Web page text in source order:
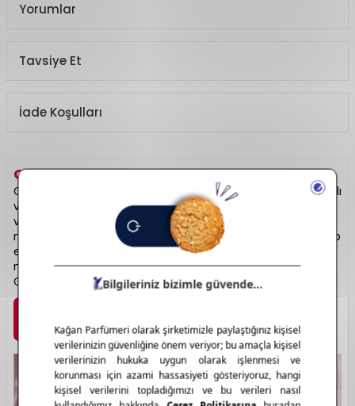
Yorumlar
Tavsiye Et
İade Koşulları
GOLDEN ROSEHAKKINDA
Golden Rose, makyaj tutkunlarının favorisi olan uygun fiyatlı
ve kaliteli kozmetik ürünleriyle öne çıkar. Ruj, maskara, oje
ve far paletlerinde zengin renk seçenekleri sunar. Günlük
makyajdan profesyonel görünüme kadar her ihtiyaca hitap
eder. Kalıcı formüller ve modern ambalajlarla kullanıcı
memnuniyeti sağlar. Renkli kozmetikte güvenilir seçenek:
Golden Rose.